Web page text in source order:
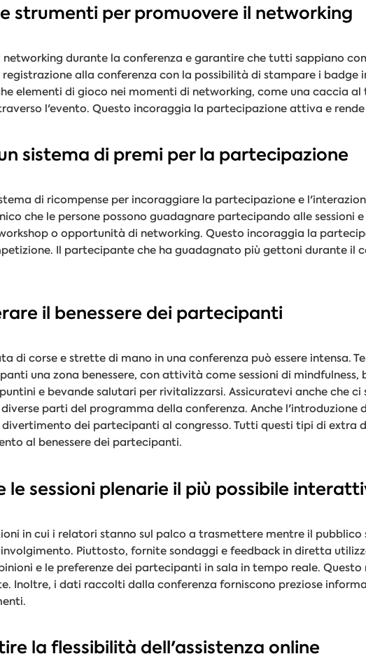
strumenti per promuovere il networking
networking durante la conferenza e garantire che tutti sappiano
alla conferenza con la possibilità di stampare i badge
elementi di gioco nei momenti di networking, come una caccia al
l'evento. Questo incoraggia la partecipazione attiva e
sistema di premi per la partecipazione
di ricompense per incoraggiare la partecipazione e
che le persone possono guadagnare partecipando alle sessioni
o opportunità di networking. Questo incoraggia la
Il partecipante che ha guadagnato più gettoni durante il
il benessere dei partecipanti
di corse e strette di mano in una conferenza può essere intensa.
una zona benessere, con attività come sessioni di
e bevande salutari per rivitalizzarsi. Assicuratevi anche che
parti del programma della conferenza. Anche l'introduzione
dei partecipanti al congresso. Tutti questi tipi di extra
al benessere dei partecipanti.
le sessioni plenarie il più possibile
in cui i relatori stanno sul palco a trasmettere mentre il
Piuttosto, fornite sondaggi e feedback in diretta
e le preferenze dei partecipanti in sala in tempo reale.
Inoltre, i dati raccolti dalla conferenza forniscono preziose
la flessibilità dell'assistenza online